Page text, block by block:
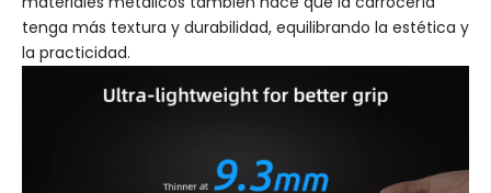
tenga más textura y durabilidad, equilibrando la estética y
la practicidad.